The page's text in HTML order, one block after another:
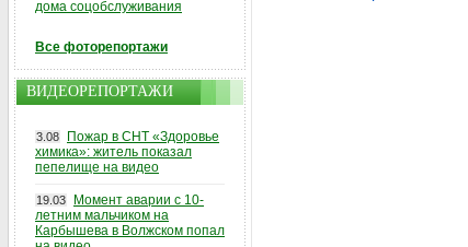
дома соцобслуживания
Все фоторепортажи
ВИДЕОРЕПОРТАЖИ
3.08
Пожар в СНТ «Здоровье
химика»: житель показал
пепелище на видео
19.03
Момент аварии с 10-
летним мальчиком на
Карбышева в Волжском попал